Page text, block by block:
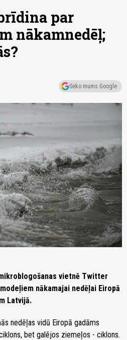
par
nākamnedēļ;
Seko mums Google
vietnē Twitter
nākamajai nedēļai Eiropā
Latvijā.
nedēļas vidū Eiropā gadāms
bet galējos ziemeļos - ciklons.